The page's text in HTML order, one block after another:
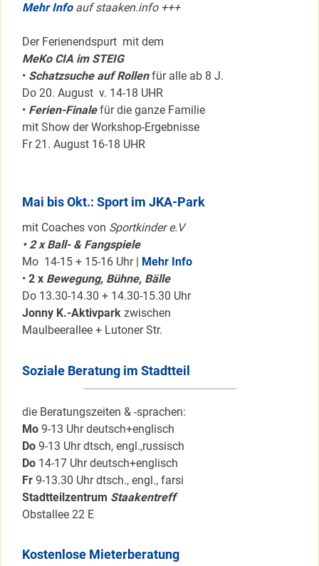
Mehr Infoauf staaken.info +++
Der Ferienendspurt mit dem
MeKo CIA im STEIG
• Schatzsuche auf Rollenfür alle ab 8 J.
Do 20. August v. 14-18 UHR
• Ferien-Finalefür die ganze Familie
mit Show der Workshop-Ergebnisse
Fr 21. August 16-18 UHR
Mai bis Okt.: Sport im JKA-Park
mit Coaches von Sportkinder e.V
• 2 x Ball- & Fangspiele
Mo 14-15 + 15-16 Uhr | Mehr Info
• 2 x Bewegung, Bühne, Bälle
Do 13.30-14.30 + 14.30-15.30 Uhr
Jonny K.-Aktivpark zwischen
Maulbeerallee + Lutoner Str.
Soziale Beratung im Stadtteil
die Beratungszeiten & -sprachen:
Mo 9-13 Uhr deutsch+englisch
Do 9-13 Uhr dtsch, engl.,russisch
Do 14-17 Uhr deutsch+englisch
Fr 9-13.30 Uhr dtsch., engl., farsi
Stadtteilzentrum Staakentreff
Obstallee 22 E
Kostenlose Mieterberatung